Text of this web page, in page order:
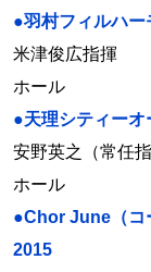
●羽村フィルハ
米津俊広指揮
ホール
●天理シティー
安野英之（常任
ホール
●Chor June（コ
2015